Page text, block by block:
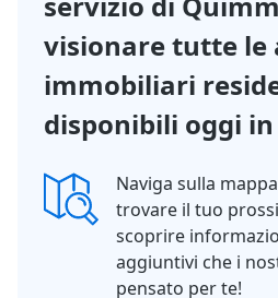
visionare tutte le
immobiliari
disponibili oggi
Naviga sulla
trovare il tuo
scoprire
aggiuntivi che i
pensato per te!